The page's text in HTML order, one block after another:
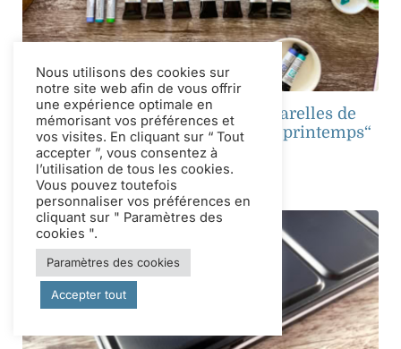
Des pétales aux pastels : 7 aquarelles de
DANIEL SMITH qui évoquent le printemps“
Tags:Watercolor
Nous utilisons des cookies sur
notre site web afin de vous offrir
une expérience optimale en
mémorisant vos préférences et
vos visites. En cliquant sur “ Tout
accepter ”, vous consentez à
l’utilisation de tous les cookies.
Vous pouvez toutefois
personnaliser vos préférences en
cliquant sur " Paramètres des
cookies ".
Paramètres des cookies
Accepter tout